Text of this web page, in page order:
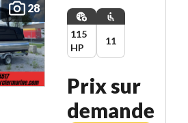
28
115
HP
11
Prix sur
demande